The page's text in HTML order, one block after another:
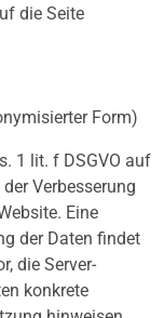
die Seite
Form)
1 lit. f DSGVO auf
Verbesserung
Eine
der Daten findet
die Server-
konkrete